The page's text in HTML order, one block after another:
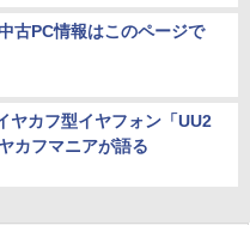
古PC情報はこのページで
ヤカフ型イヤフォン「UU2
カフマニアが語る